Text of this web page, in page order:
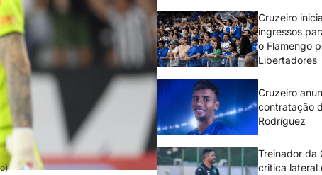
Cruzeiro
ingressos
o Flamengo
Libertadores
Cruzeiro
contratação
Rodríguez
Treinador da
critica lateral